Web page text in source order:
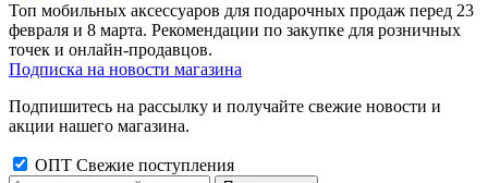
Топ мобильных аксессуаров для подарочных продаж перед 23
февраля и 8 марта. Рекомендации по закупке для розничных
точек и онлайн-продавцов.
Подписка на новости магазина
Подпишитесь на рассылку и получайте свежие новости и
акции нашего магазина.
ОПТ Свежие поступления